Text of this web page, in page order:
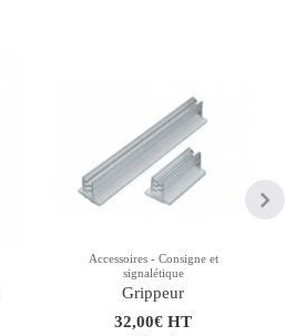
Accessoires - Consigne et
signalétique
Grippeur
32,00€ HT